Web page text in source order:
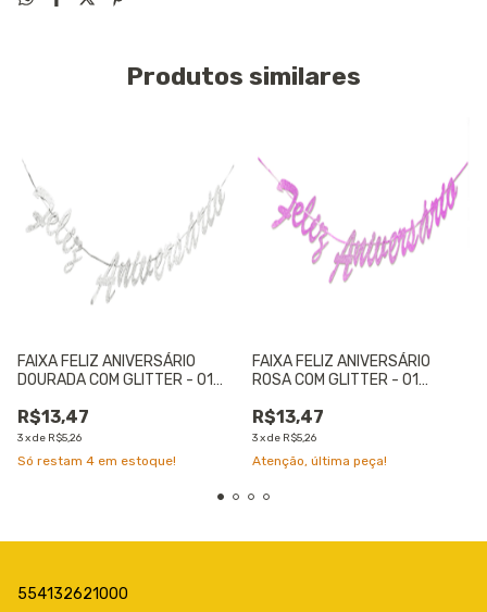
Produtos similares
FAIXA FELIZ ANIVERSÁRIO
DOURADA COM GLITTER - 01
R$13,47
3xde R$5,26
Só restam 4 em estoque!
FAIXA FELIZ ANIVERSÁRIO
ROSA COM GLITTER - 01
R$13,47
3xde R$5,26
Atenção, última peça!
554132621000